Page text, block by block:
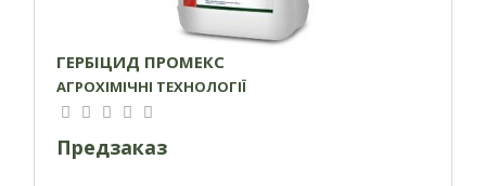
ГЕРБІЦИД ПРОМЕКС
АГРОХІМІЧНІ ТЕХНОЛОГІЇ
Предзаказ